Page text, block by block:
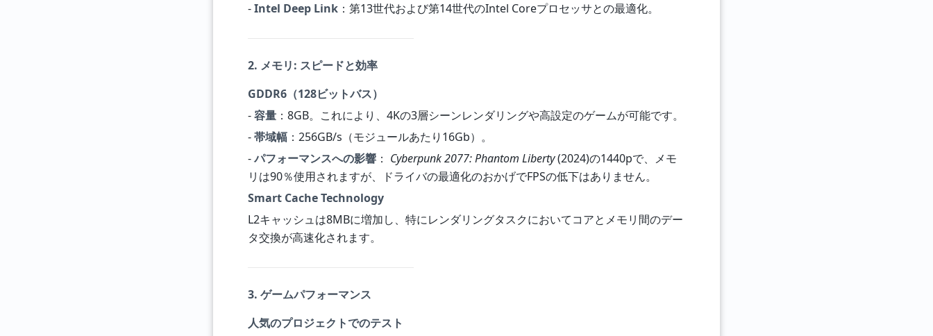
-Intel Deep Link ：第13世代および第14世代のIntel Coreプロセッサとの最適化。
2. メモリ: スピードと効率
GDDR6（128ビットバス）
-容量 ：8GB。これにより、4Kの3層シーンレンダリングや高設定のゲームが可能です。
-帯域幅 ：256GB/s（モジュールあたり16Gb）。
-パフォーマンスへの影響 ： Cyberpunk 2077: Phantom Liberty(2024)の1440pで、メモ
リは90％使用されますが、ドライバの最適化のおかげでFPSの低下はありません。
Smart Cache Technology
L2キャッシュは8MBに増加し、特にレンダリングタスクにおいてコアとメモリ間のデー
タ交換が高速化されます。
3. ゲームパフォーマンス
人気のプロジェクトでのテスト